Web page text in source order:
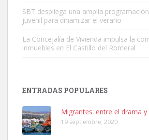
Leales.org » Gran Canaria
SBT despliega una amplia
juvenil para dinamizar el verano
La Concejalía de Vivienda impulsa la
inmuebles en El Castillo del Romeral
ENTRADAS POPULARES
Migrantes: entre el drama
19 septiembre, 2020